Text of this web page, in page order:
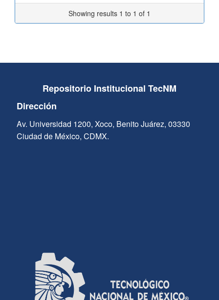
Showing results 1 to 1 of 1
Repositorio Institucional TecNM
Dirección
Av. Universidad 1200, Xoco, Benito Juárez, 03330
Ciudad de México, CDMX.